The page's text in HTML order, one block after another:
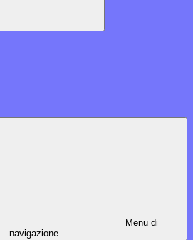
Menu di
navigazione